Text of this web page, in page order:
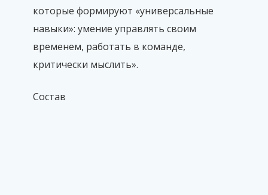
которые формируют «универсальные
навыки»: умение управлять своим
временем, работать в команде,
критически мыслить».
Состав